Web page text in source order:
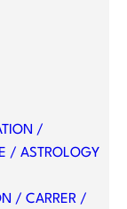
/
/ ASTROLOGY
/ CARRER /